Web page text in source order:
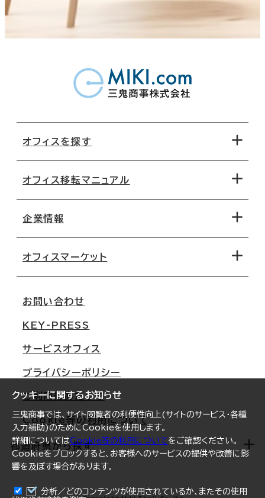
クッキーに関するお知らせ
三鬼商事では、サイト閲覧者の利便性向上(サイトのサービス・各種
入力補助)のためにCookieを使用します。
詳細についてはCookie等の利用についてをご確認ください。
Cookieをブロックすると、お客様へのサービスの提供や改善に影
響を及ぼす場合があります。
分析／どのコンテンツが使用されているか、またその使用
オフィスを探す
地図から探す
路線・駅から探す
オフィス移転マニュアル
移転コストシミュレーション
移転スケジュール
オフィス移転Q&A
企業情報
オフィスマーケット
大阪
名古屋
札幌
仙台
横浜
福岡
オフィスリポート
ログイン
お問い合わせ
KEY-PRESS
サービスオフィス
プライバシーポリシー
ご利用にあたって
Cookie等の利用について
都道府県から探す